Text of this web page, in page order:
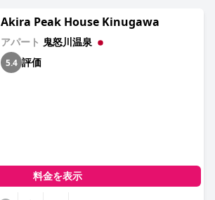
Akira Peak House Kinugawa
アパート 鬼怒川温泉
5.4 評価
料金を表示